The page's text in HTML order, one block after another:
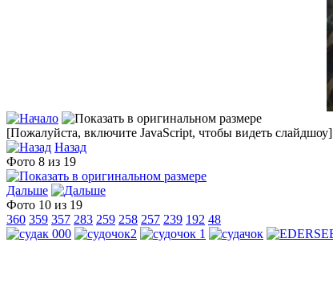
[Пожалуйста, включите JavaScript, чтобы видеть слайдшоу]
Назад
Фото 8 из 19
Дальше
Фото 10 из 19
360 359 357 283 259 258 257 239 192 48